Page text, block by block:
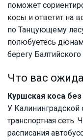
поможет
косы и ответит на
по Танцующему
полюбуетесь
берегу
Что вас
Куршская коса
У Калининградской
транспортная
расписания